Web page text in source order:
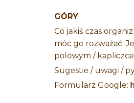
GÓRY
Co jakiś czas
móc go rozważać.
polowym /
Sugestie / uwagi /
Formularz Google: